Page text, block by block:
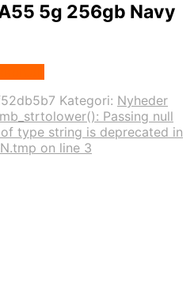
5g 256gb Navy
Kategori: Nyheder
Passing null
type string is deprecated in
on line 3